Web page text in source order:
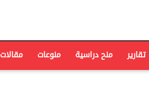
تقارير منح دراسية منوعات مقالات